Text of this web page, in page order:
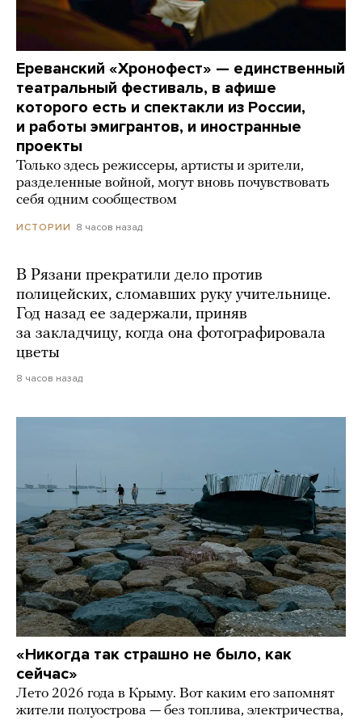
Ереванский «Хронофест» — единственный
театральный фестиваль, в афише
которого есть и спектакли из России,
и работы эмигрантов, и иностранные
проекты
Только здесь режиссеры, артисты и зрители,
разделенные войной, могут вновь почувствовать
себя одним сообществом
ИСТОРИИ 8 часов назад
В Рязани прекратили дело против
полицейских, сломавших руку учительнице.
Год назад ее задержали, приняв
за закладчицу, когда она фотографировала
цветы
8 часов назад
«Никогда так страшно не было, как
сейчас»
Лето 2026 года в Крыму. Вот каким его запомнят
жители полуострова — без топлива, электричества,